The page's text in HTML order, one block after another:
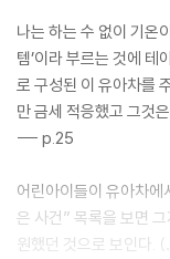
나는 하는 수 없이 기온
템’이라 부르는 것에 테
로 구성된 이 유아차를
만 금세 적응했고 그것
--- p.25
어린아이들이 유아차에
은 사건” 목록을 보면
원했던 것으로 보인다.